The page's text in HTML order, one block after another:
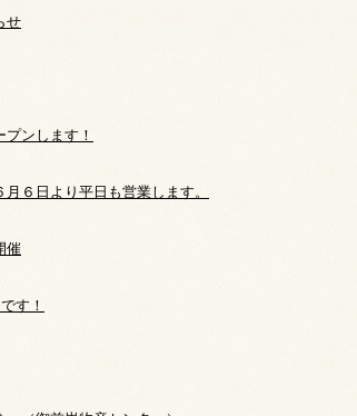
せ
プンします！
６日より平日も営業します。
催
す！